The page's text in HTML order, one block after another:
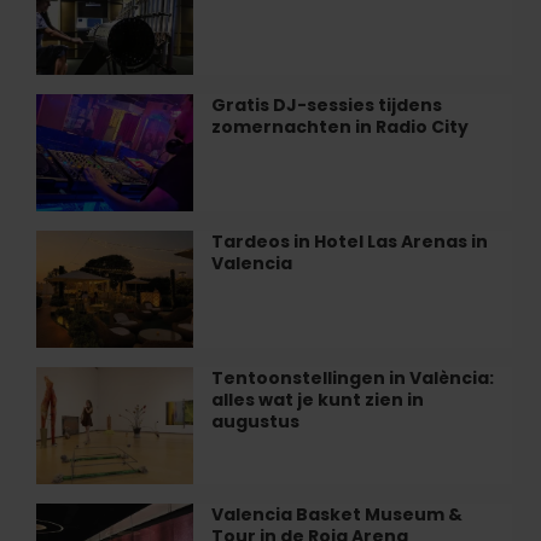
in
Valencia
en
wiskunde”
in
València
Gratis DJ-sessies tijdens
zomernachten in Radio City
Gratis
DJ-
sessies
tijdens
zomernachten
in
City
Tardeos in Hotel Las Arenas in
Valencia
in
Hotel
Las
Arenas
in
Valencia
Tentoonstellingen in València:
alles wat je kunt zien in
augustus
Tentoonstellingen
in
València:
alles
wat
je
kunt
Valencia Basket Museum &
Valencia